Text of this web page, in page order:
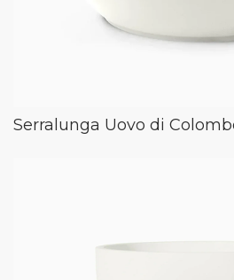
Serralunga Uovo di